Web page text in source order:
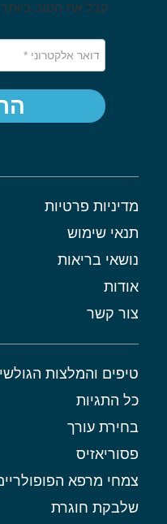
מדיניות פרטיות
תנאי שימוש
נושאי בריאות
אודות
צור קשר
טיפים והמלצות
כל התגיות
בחירת עורך
פסוריאזיס
צמחי מרפא
שלבקת חוגרת
קבל את הטוב